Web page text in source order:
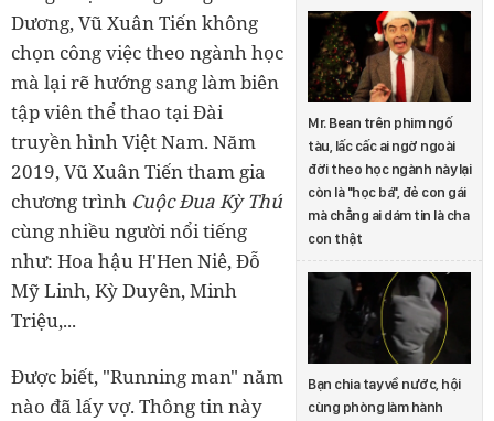
Mr. Bean trên phim ngố
tàu, lấc cấc ai ngờ ngoài
đời theo học ngành này lại
còn là "học bá", đẻ con gái
mà chẳng ai dám tin là cha
con thật
Bạn chia tay về nước, hội
cùng phòng làm hành
Dương, Vũ Xuân Tiến không
chọn công việc theo ngành học
mà lại rẽ hướng sang làm biên
tập viên thể thao tại Đài
truyền hình Việt Nam. Năm
2019, Vũ Xuân Tiến tham gia
chương trình Cuộc Đua Kỳ Thú
cùng nhiều người nổi tiếng
như: Hoa hậu H'Hen Niê, Đỗ
Mỹ Linh, Kỳ Duyên, Minh
Triệu,...
Được biết, "Running man" năm
nào đã lấy vợ. Thông tin này